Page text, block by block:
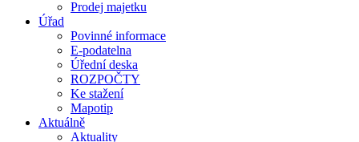
Prodej majetku
Úřad
Povinné informace
E-podatelna
Úřední deska
ROZPOČTY
Ke stažení
Mapotip
Aktuálně
Aktuality